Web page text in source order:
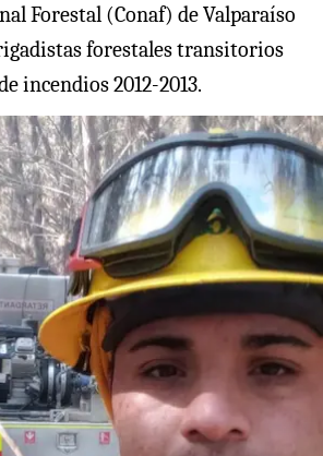
Forestal (Conaf) de Valparaíso
forestales transitorios
incendios 2012-2013.